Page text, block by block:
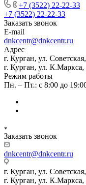
+7 (3522) 22-22-33
+7 (3522) 22-22-33
Заказать звонок
E-mail
dnkcentr@dnkcentr.ru
Адрес
г. Курган, ул.
г. Курган, ул. К.Маркса,
Режим работы
Пн. – Пт.: с 8:00 до
Заказать звонок
dnkcentr@dnkcentr.ru
г. Курган, ул.
г. Курган, ул. К.Маркса,